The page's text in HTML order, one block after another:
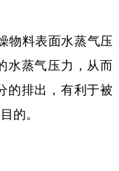
料表面水蒸气压
水蒸气压力，从而
的排出，有利于被
的。